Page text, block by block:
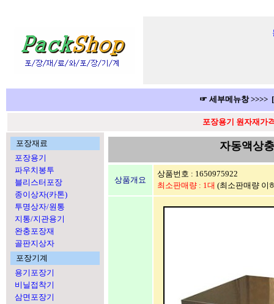
☞ 세부메뉴창
포장용기 원자재가
포장재료
포장용기
파우치봉투
블리스터포장
종이상자(카톤)
투명상자/원통
지통/지관용기
완충포장재
골판지상자
포장기계
용기포장기
비닐접착기
삼면포장기
자동액상
상품개요
상품번호 : 1650975922
최소판매량 : 1대 (최소판매량 이